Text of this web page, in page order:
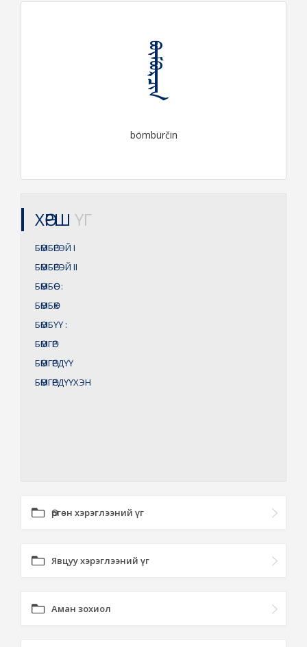
ᠪᠥᠮᠪᠦᠷᠴᠢᠨ
bömbürčin
ХӨРШ ҮГ
БӨМБӨРЭЙ I
БӨМБӨРЭЙ II
БӨМБӨС:
БӨМБӨХ
БӨМБҮҮ :
БӨМГӨР
БӨМГӨРДҮҮ
БӨМГӨРДҮҮХЭН
Өргөн хэрэглээний үг
Явцуу хэрэглээний үг
Аман зохиол